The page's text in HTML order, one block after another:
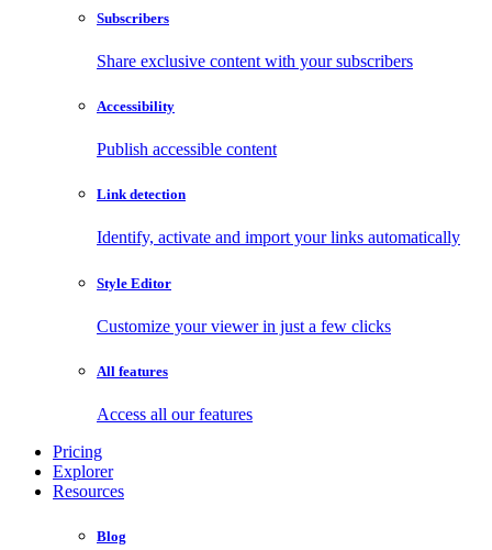
Subscribers
Share exclusive content with your subscribers
Accessibility
Publish accessible content
Link detection
Identify, activate and import your links automatically
Style Editor
Customize your viewer in just a few clicks
All features
Access all our features
Pricing
Explorer
Resources
Blog